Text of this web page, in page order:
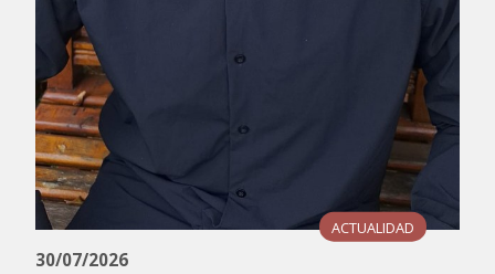
ACTUALIDAD
30/07/2026